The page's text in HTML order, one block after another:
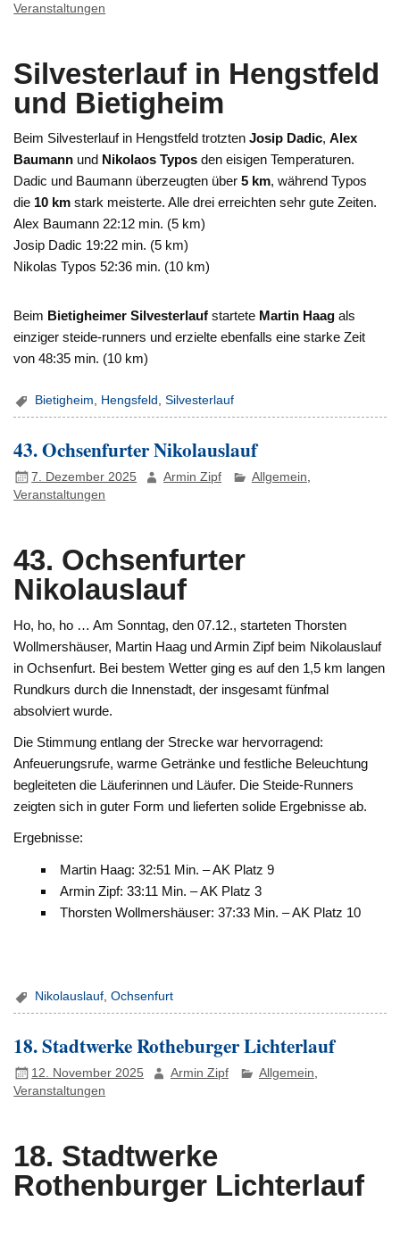
Veranstaltungen
Silvesterlauf in Hengstfeld
und Bietigheim
Beim Silvesterlauf in Hengstfeld trotztenJosip Dadic,Alex
Baumann und Nikolaos Typos den eisigen Temperaturen.
Dadic und Baumann überzeugten über5 km, während Typos
die 10 km stark meisterte. Alle drei erreichten sehr gute Zeiten.
Alex Baumann 22:12 min. (5 km)
Josip Dadic 19:22 min. (5 km)
Nikolas Typos 52:36 min. (10 km)
Beim Bietigheimer Silvesterlauf startete Martin Haag als
einziger steide-runners und erzielte ebenfalls eine starke Zeit
von 48:35 min. (10 km)
Bietigheim Hengsfeld ,Silvesterlauf
43. Ochsenfurter Nikolauslauf
7. Dezember 2025 Armin Zipf Allgemein
Veranstaltungen
43. Ochsenfurter
Nikolauslauf
Ho, ho, ho … Am Sonntag, den 07.12., starteten Thorsten
Wollmershäuser, Martin Haag und Armin Zipf beim Nikolauslauf
in Ochsenfurt. Bei bestem Wetter ging es auf den 1,5 km langen
Rundkurs durch die Innenstadt, der insgesamt fünfmal
absolviert wurde.
Die Stimmung entlang der Strecke war hervorragend:
Anfeuerungsrufe, warme Getränke und festliche Beleuchtung
begleiteten die Läuferinnen und Läufer. Die Steide-Runners
zeigten sich in guter Form und lieferten solide Ergebnisse ab.
Ergebnisse:
Martin Haag: 32:51 Min. – AK Platz 9
Armin Zipf: 33:11 Min. – AK Platz 3
Thorsten Wollmershäuser: 37:33 Min. – AK Platz 10
Nikolauslauf ,Ochsenfurt
18. Stadtwerke Rotheburger Lichterlauf
12. November 2025 Armin Zipf Allgemein
Veranstaltungen
18. Stadtwerke
Rothenburger Lichterlauf